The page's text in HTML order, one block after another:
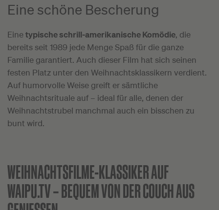
Eine schöne Bescherung
Einetypische schrill-amerikanische Komödie, die
bereits seit 1989 jede Menge Spaß für die ganze
Familie garantiert. Auch dieser Film hat sich seinen
festen Platz unter den Weihnachtsklassikern verdient.
Auf humorvolle Weise greift er sämtliche
Weihnachtsrituale auf – ideal für alle, denen der
Weihnachtstrubel manchmal auch ein bisschen zu
bunt wird.
WEIHNACHTSFILME-KLASSIKER AUF
WAIPU.TV –BEQUEM VON DER COUCH AUS